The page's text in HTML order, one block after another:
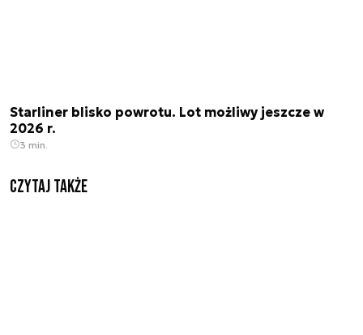
Starliner blisko powrotu. Lot możliwy jeszcze w
2026 r.
3 min.
Czytaj także